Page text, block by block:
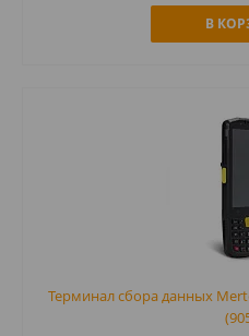
В
Терминал сбора данных